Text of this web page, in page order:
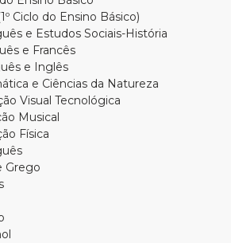
Ciclo do Ensino Básico)
e Estudos Sociais-História
e Francês
e Inglês
e Ciências da Natureza
Visual Tecnológica
Musical
Física
Grego